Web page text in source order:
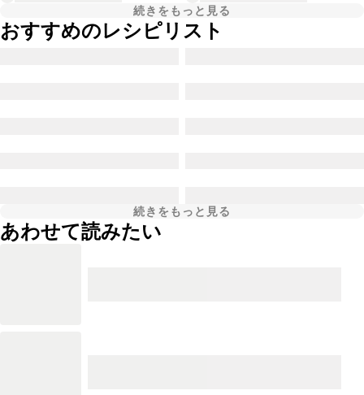
続きをもっと見る
おすすめのレシピリスト
続きをもっと見る
あわせて読みたい